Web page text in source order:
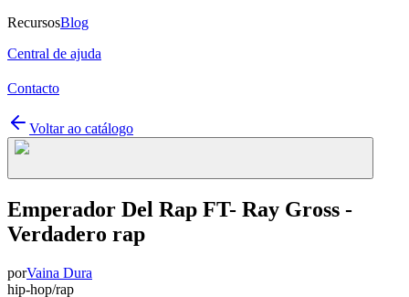
RecursosBlog
Central de ajuda
Contacto
Voltar ao catálogo
Emperador Del Rap FT- Ray Gross -
Verdadero rap
porVaina Dura
hip-hop/rap